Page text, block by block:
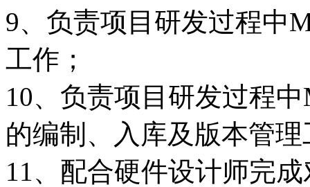
9、负责项目研发过程中
工作；
10、负责项目研发过程
的编制、入库及版本管理
11、配合硬件设计师完